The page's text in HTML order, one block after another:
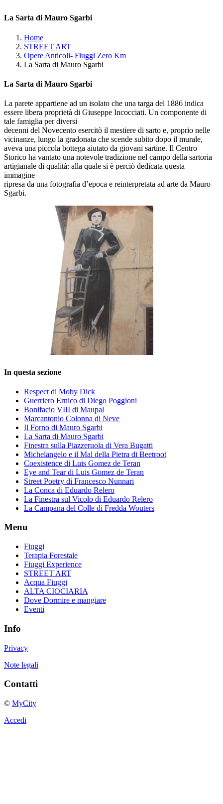
La Sarta di Mauro Sgarbi
Home
STREET ART
Opere Anticoli- Fiuggi Zero Km
La Sarta di Mauro Sgarbi
La Sarta di Mauro Sgarbi
La parete appartiene ad un isolato che una targa del 1886 indica
essere libera proprietà di Giuseppe Incocciati. Un componente di
tale famiglia per diversi
decenni del Novecento esercitò il mestiere di sarto e, proprio nelle
vicinanze, lungo la gradonata che scende subito dopo il murale,
aveva una piccola bottega aiutato da giovani sartine. Il Centro
Storico ha vantato una notevole tradizione nel campo della sartoria
artigianale di qualità: alla quale si è perciò dedicata questa
immagine
ripresa da una fotografia d’epoca e reinterpretata ad arte da Mauro
Sgarbi.
In questa sezione
Respect di Moby Dick
Guerriero Ernico di Diego Poggioni
Bonifacio VIII di Maupal
Marcantonio Colonna di Neve
Il Forno di Mauro Sgarbi
La Sarta di Mauro Sgarbi
Finestra sulla Piazzeruola di Vera Bugatti
Michelangelo e il Mal della Pietra di Beetroot
Coexistence di Luis Gomez de Teran
Eye and Tear di Luis Gomez de Teran
Street Poetry di Francesco Nunnari
La Conca di Eduardo Relero
La Finestra sul Vicolo di Eduardo Relero
La Campana del Colle di Fredda Wouters
Menu
Fiuggi
Terapia Forestale
Fiuggi Experience
STREET ART
Acqua Fiuggi
ALTA CIOCIARIA
Dove Dormire e mangiare
Eventi
Info
Privacy
Note legali
Contatti
© MyCity
Accedi